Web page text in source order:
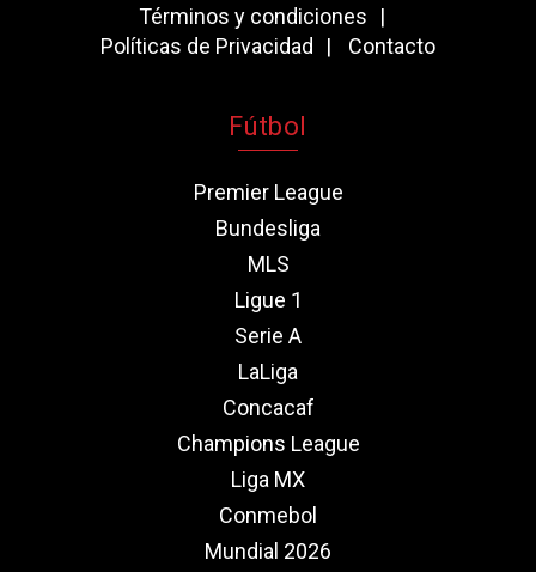
Términos y condiciones
Políticas de Privacidad
Contacto
Fútbol
Premier League
Bundesliga
MLS
Ligue 1
Serie A
LaLiga
Concacaf
Champions League
Liga MX
Conmebol
Mundial 2026